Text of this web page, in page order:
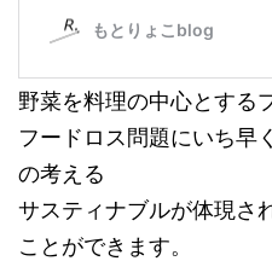
野菜を料理の中心とする
フードロス問題にいち早
の考える
サスティナブルが体現さ
ことができます。